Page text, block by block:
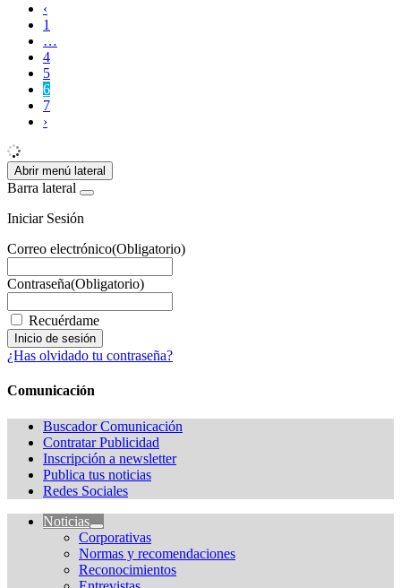
‹
1
…
4
5
6
7
›
Abrir menú lateral
Barra lateral
Iniciar Sesión
Correo electrónico(Obligatorio)
Contraseña(Obligatorio)
Recuérdame
¿Has olvidado tu contraseña?
Comunicación
Buscador Comunicación
Contratar Publicidad
Inscripción a newsletter
Publica tus noticias
Redes Sociales
Noticias
Corporativas
Normas y recomendaciones
Reconocimientos